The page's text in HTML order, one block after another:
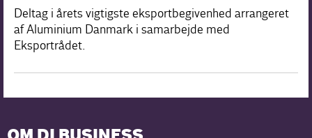
Deltag i årets vigtigste eksportbegivenhed arrangeret
af Aluminium Danmark i samarbejde med
Eksportrådet.